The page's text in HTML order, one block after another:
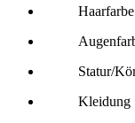
Statur/
Kleidung